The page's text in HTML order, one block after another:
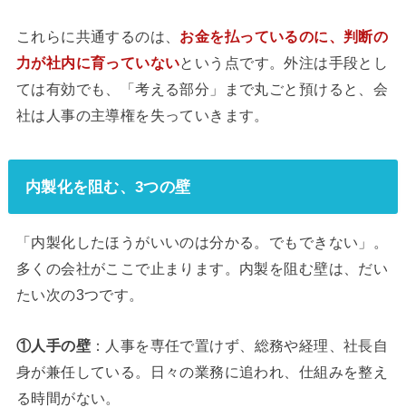
これらに共通するのは、 お金を払っているのに、判断の
力が社内に育っていないという点です。外注は手段とし
ては有効でも、「考える部分」まで丸ごと預けると、会
社は人事の主導権を失っていきます。
内製化を阻む、3つの壁
「内製化したほうがいいのは分かる。でもできない」。
多くの会社がここで止まります。内製を阻む壁は、だい
たい次の3つです。
①人手の壁：人事を専任で置けず、総務や経理、社長自
身が兼任している。日々の業務に追われ、仕組みを整え
る時間がない。